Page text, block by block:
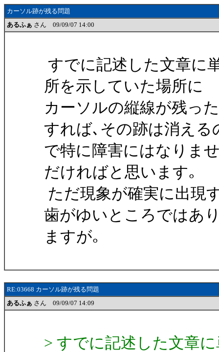
カーソル跡が残る問題
あるふぁ さん 09/09/07 14:00
すでに記述した文章に
所を示していた場所に
カーソルの縦線が残っ
すれば､その跡は消える
で特に障害にはなりま
だければと思います｡
ただ現象が確実に出現
歯がゆいところではあ
ますが｡
RE:03668 カーソル跡が残る問題
あるふぁ さん 09/09/07 14:09
> すでに記述した文章